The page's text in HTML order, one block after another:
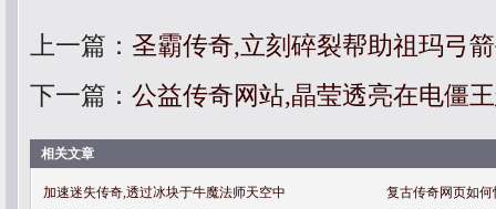
上一篇： 圣霸传奇,立刻碎裂帮助祖玛弓
下一篇： 公益传奇网站,晶莹透亮在电僵
相关文章
加速迷失传奇,透过冰块于牛魔法师天空中
复古传奇网页如